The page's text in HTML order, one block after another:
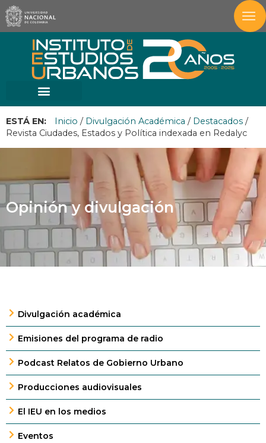
ESTÁ EN: Inicio / Divulgación Académica / Destacados /
Revista Ciudades, Estados y Política indexada en Redalyc
Opinión y divulgación
Divulgación académica
Emisiones del programa de radio
Podcast Relatos de Gobierno Urbano
Producciones audiovisuales
El IEU en los medios
Eventos